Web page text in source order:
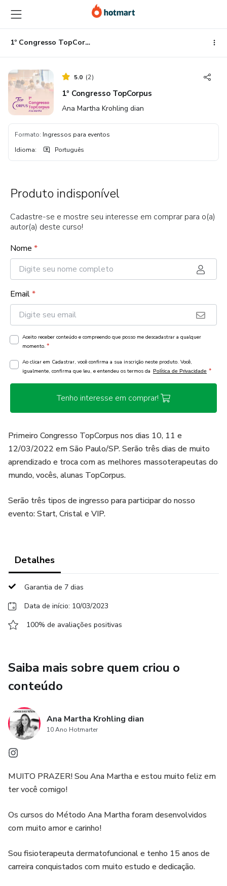
para
o
conteúdo
principal
para
o
pagamento
para
o
rodapé
1º Congresso TopCorpus
5.0 (2)
1º Congresso TopCorpus
Ana Martha Krohling dian
Formato: Ingressos para eventos
Idioma: Português
Produto indisponível
Cadastre-se e mostre seu interesse em comprar para o(a)
autor(a) deste curso!
Nome *
Email*
Aceito receber conteúdo e compreendo que posso me descadastrar a qualquer
momento. *
Ao clicar em Cadastrar, você confirma a sua inscrição neste produto. Você,
igualmente, confirma que leu, e entendeu os termos da Política de Privacidade *
Tenho interesse em comprar!
Primeiro Congresso TopCorpus nos dias 10, 11 e
12/03/2022 em São Paulo/SP. Serão três dias de muito
aprendizado e troca com as melhores massoterapeutas do
mundo, vocês, alunas TopCorpus.
Serão três tipos de ingresso para participar do nosso
evento: Start, Cristal e VIP.
Detalhes
Garantia de 7 dias
Data de início: 10/03/2023
100% de avaliações positivas
Saiba mais sobre quem criou o
conteúdo
Ana Martha Krohling dian
10 Ano Hotmarter
MUITO PRAZER! Sou Ana Martha e estou muito feliz em
ter você comigo!
Os cursos do Método Ana Martha foram desenvolvidos
com muito amor e carinho!
Sou fisioterapeuta dermatofuncional e tenho 15 anos de
carreira conquistados com muito estudo e dedicação.